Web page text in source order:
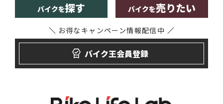
バイクを探す バイクを売りたい
バイク王会員登録
お得なキャンペーン情報配信中